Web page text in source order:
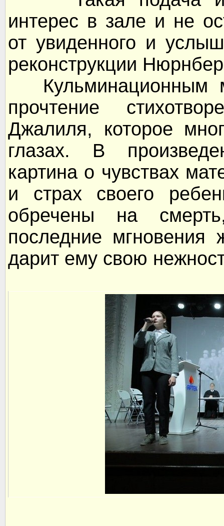
интерес в зале и не
от увиденного и
реконструкции
Кульминационным
прочтение
Джалиля, которое
глазах. В
картина о чувствах
и страх своего
обречены на
последние мгновения
дарит ему свою